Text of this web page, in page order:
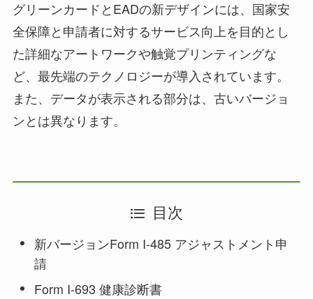
グリーンカードとEADの新デザインには、国家安
全保障と申請者に対するサービス向上を目的とし
た詳細なアートワークや触覚プリンティングな
ど、最先端のテクノロジーが導入されています。
また、データが表示される部分は、古いバージョ
ンとは異なります。
目次
新バージョンForm I-485 アジャストメント申
請
Form I-693 健康診断書